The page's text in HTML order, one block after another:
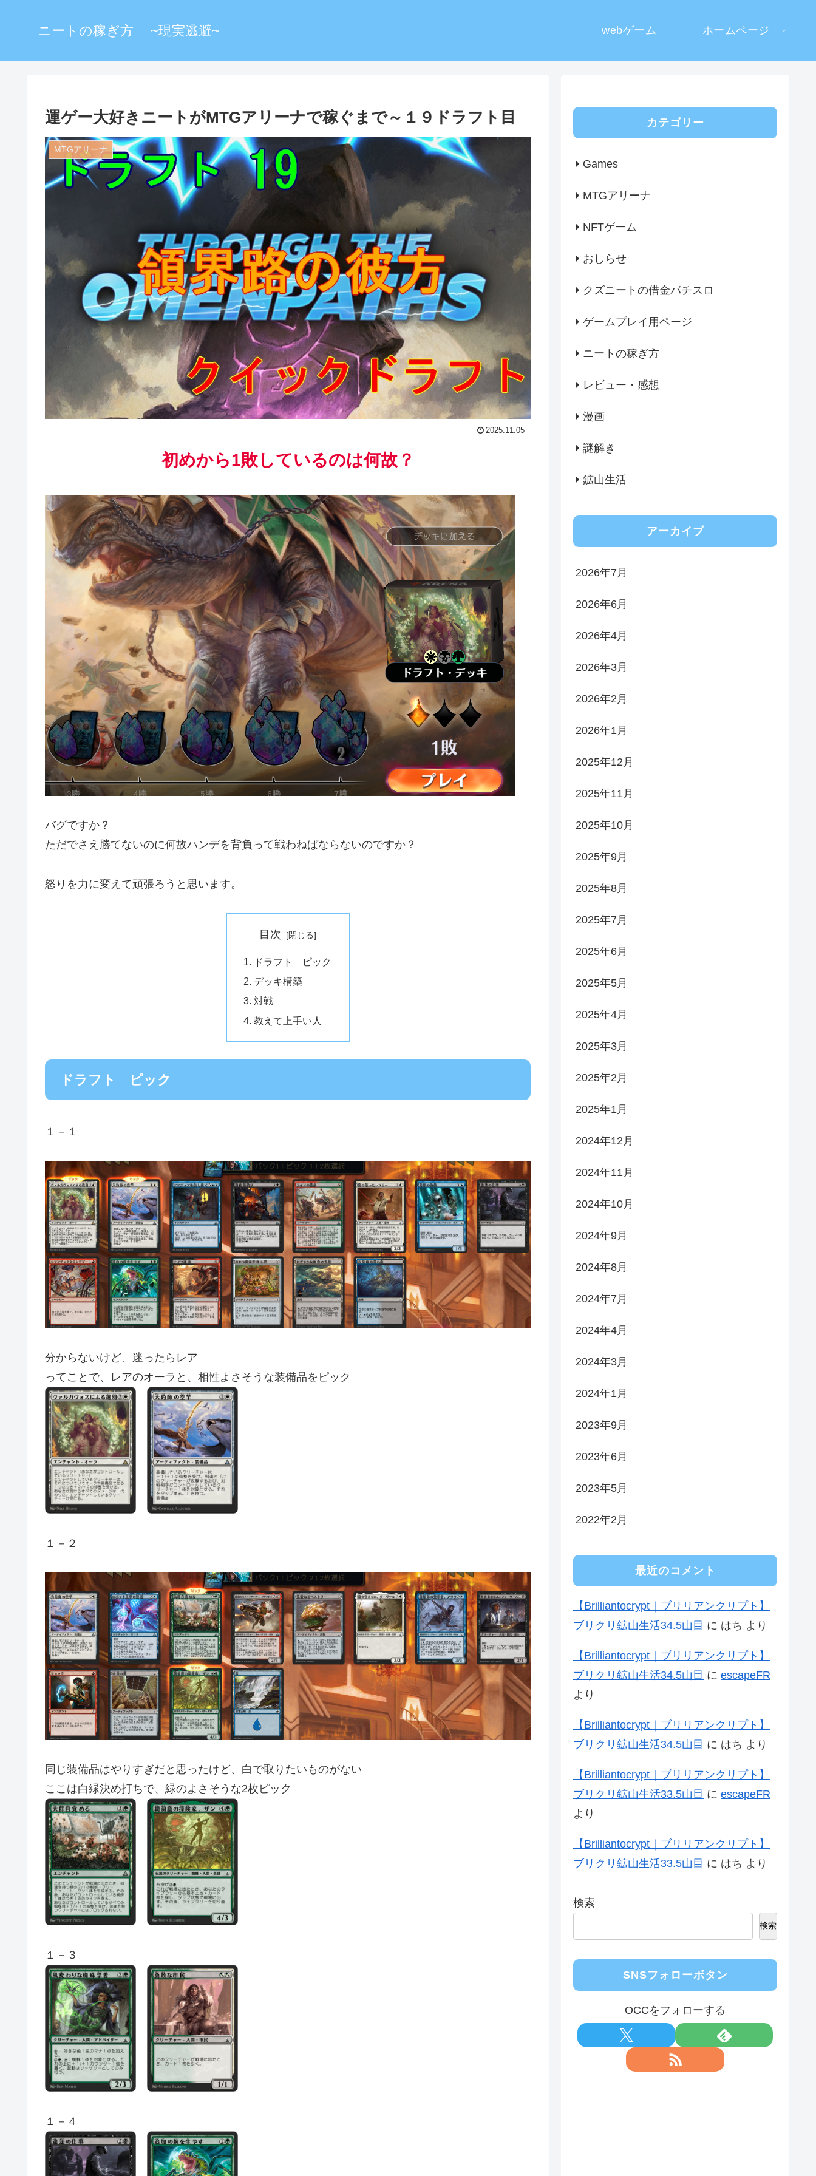
ニートの稼ぎ方 ~現実逃避~ webゲーム ホームページ
運ゲー大好きニートがMTGアリーナで稼ぐまで～１９ドラフト目
MTGアリーナ
2025.11.05
初めから1敗しているのは何故？
バグですか？
ただでさえ勝てないのに何故ハンデを背負って戦わねばならないのですか？
怒りを力に変えて頑張ろうと思います。
目次
ドラフト ピック
デッキ構築
対戦
教えて上手い人
ドラフト ピック
１－１
分からないけど、迷ったらレア
ってことで、レアのオーラと、相性よさそうな装備品をピック
１－２
同じ装備品はやりすぎだと思ったけど、白で取りたいものがない
ここは白緑決め打ちで、緑のよさそうな2枚ピック
１－３
１－４
カテゴリー
Games
MTGアリーナ
NFTゲーム
おしらせ
クズニートの借金パチスロ
ゲームプレイ用ページ
ニートの稼ぎ方
レビュー・感想
漫画
謎解き
鉱山生活
アーカイブ
2026年7月
2026年6月
2026年4月
2026年3月
2026年2月
2026年1月
2025年12月
2025年11月
2025年10月
2025年9月
2025年8月
2025年7月
2025年6月
2025年5月
2025年4月
2025年3月
2025年2月
2025年1月
2024年12月
2024年11月
2024年10月
2024年9月
2024年8月
2024年7月
2024年4月
2024年3月
2024年1月
2023年9月
2023年6月
2023年5月
2022年2月
最近のコメント
【Brilliantocrypt｜ブリリアンクリプト】
ブリクリ鉱山生活34.5山目 に はち より
【Brilliantocrypt｜ブリリアンクリプト】
ブリクリ鉱山生活34.5山目 に escapeFR
より
【Brilliantocrypt｜ブリリアンクリプト】
ブリクリ鉱山生活34.5山目 に はち より
【Brilliantocrypt｜ブリリアンクリプト】
ブリクリ鉱山生活33.5山目 に escapeFR
より
【Brilliantocrypt｜ブリリアンクリプト】
ブリクリ鉱山生活33.5山目 に はち より
検索
検索
SNSフォローボタン
OCCをフォローする